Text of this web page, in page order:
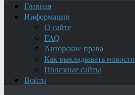
Главная
Информация
О сайте
FAQ
Авторские права
Как выкладывать новости
Полезные сайты
Войти